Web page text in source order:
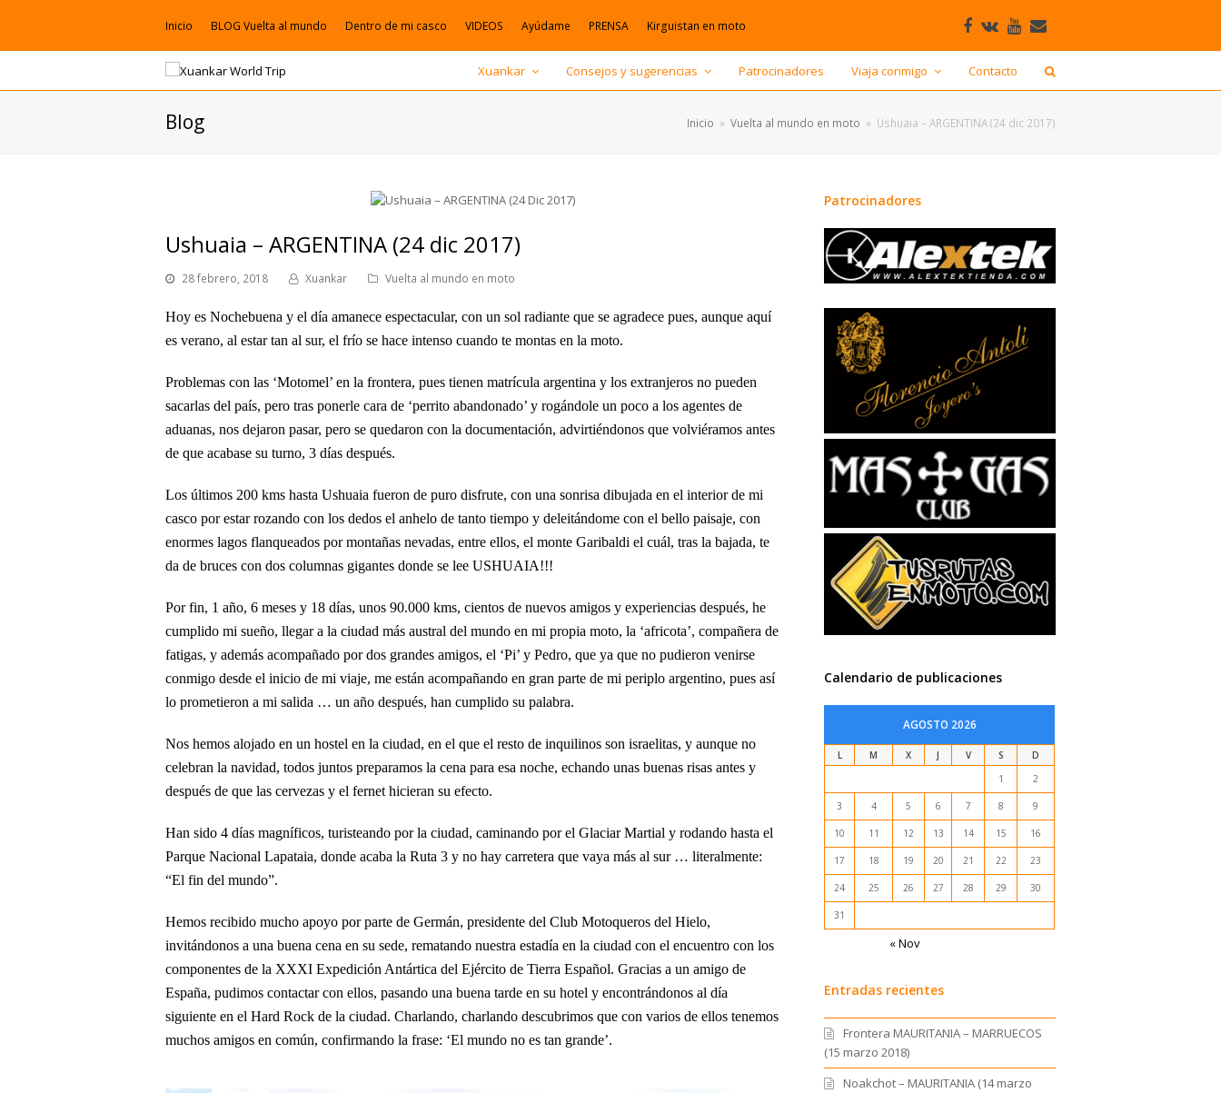
Inicio BLOG Vuelta al mundo Dentro de mi casco VIDEOS Ayúdame PRENSA Kirguistan en moto Facebook
VK Youtube
electrónico
Xuankar Consejos y sugerencias Patrocinadores Viaja conmigo Contacto
Blog Inicio » Vuelta al mundo en moto » Ushuaia – ARGENTINA (24 dic 2017)
Ushuaia – ARGENTINA (24 dic 2017)
28 febrero, 2018 Xuankar Vuelta al mundo en moto
Hoy es Nochebuena y el día amanece espectacular, con un sol radiante que se agradece pues, aunque aquí
es verano, al estar tan al sur, el frío se hace intenso cuando te montas en la moto.
Problemas con las ‘Motomel’ en la frontera, pues tienen matrícula argentina y los extranjeros no pueden
sacarlas del país, pero tras ponerle cara de ‘perrito abandonado’ y rogándole un poco a los agentes de
aduanas, nos dejaron pasar, pero se quedaron con la documentación, advirtiéndonos que volviéramos antes
de que acabase su turno, 3 días después.
Los últimos 200 kms hasta Ushuaia fueron de puro disfrute, con una sonrisa dibujada en el interior de mi
casco por estar rozando con los dedos el anhelo de tanto tiempo y deleitándome con el bello paisaje, con
enormes lagos flanqueados por montañas nevadas, entre ellos, el monte Garibaldi el cuál, tras la bajada, te
da de bruces con dos columnas gigantes donde se lee USHUAIA!!!
Por fin, 1 año, 6 meses y 18 días, unos 90.000 kms, cientos de nuevos amigos y experiencias después, he
cumplido mi sueño, llegar a la ciudad más austral del mundo en mi propia moto, la ‘africota’, compañera de
fatigas, y además acompañado por dos grandes amigos, el ‘Pi’ y Pedro, que ya que no pudieron venirse
conmigo desde el inicio de mi viaje, me están acompañando en gran parte de mi periplo argentino, pues así
lo prometieron a mi salida … un año después, han cumplido su palabra.
Nos hemos alojado en un hostel en la ciudad, en el que el resto de inquilinos son israelitas, y aunque no
celebran la navidad, todos juntos preparamos la cena para esa noche, echando unas buenas risas antes y
después de que las cervezas y el fernet hicieran su efecto.
Han sido 4 días magníficos, turisteando por la ciudad, caminando por el Glaciar Martial y rodando hasta el
Parque Nacional Lapataia, donde acaba la Ruta 3 y no hay carretera que vaya más al sur … literalmente:
“El fin del mundo”.
Hemos recibido mucho apoyo por parte de Germán, presidente del Club Motoqueros del Hielo,
invitándonos a una buena cena en su sede, rematando nuestra estadía en la ciudad con el encuentro con los
componentes de la XXXI Expedición Antártica del Ejército de Tierra Español. Gracias a un amigo de
España, pudimos contactar con ellos, pasando una buena tarde en su hotel y encontrándonos al día
siguiente en el Hard Rock de la ciudad. Charlando, charlando descubrimos que con varios de ellos tenemos
muchos amigos en común, confirmando la frase: ‘El mundo no es tan grande’.
Patrocinadores
Calendario de publicaciones
AGOSTO 2026
L M X J V S
D
1
2
3 4 5 6 7 8 9
10 11 12 13 14 15 16
17 18 19 20 21 22 23
24 25 26 27 28 29 30
31
« Nov
Entradas recientes
Frontera MAURITANIA – MARRUECOS
(15 marzo 2018)
Noakchot – MAURITANIA (14 marzo